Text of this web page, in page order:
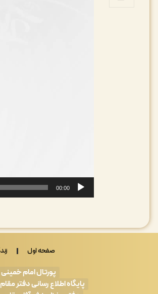
00:00
صفحه اول
پورتال امام
پایگاه اطلاع رسانی دفتر